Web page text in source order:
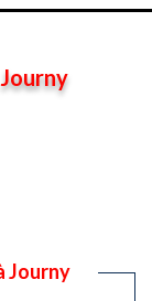
Journy